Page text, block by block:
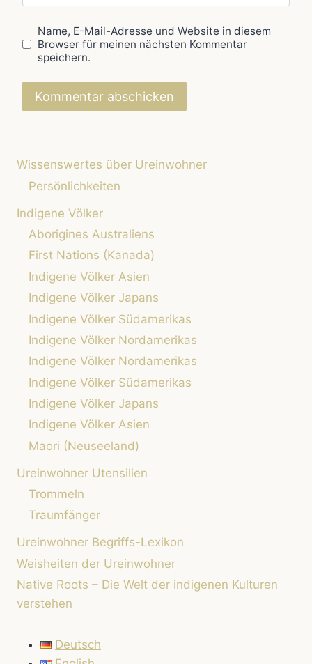
Name, E-Mail-Adresse und Website in diesem
Browser für meinen nächsten Kommentar
speichern.
Wissenswertes über Ureinwohner
Persönlichkeiten
Indigene Völker
Aborigines Australiens
First Nations (Kanada)
Indigene Völker Asien
Indigene Völker Japans
Indigene Völker Südamerikas
Indigene Völker Nordamerikas
Indigene Völker Nordamerikas
Indigene Völker Südamerikas
Indigene Völker Japans
Indigene Völker Asien
Maori (Neuseeland)
Ureinwohner Utensilien
Trommeln
Traumfänger
Ureinwohner Begriffs-Lexikon
Weisheiten der Ureinwohner
Native Roots – Die Welt der indigenen Kulturen
verstehen
Deutsch